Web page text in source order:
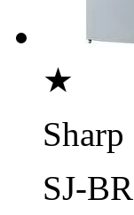
★
Sharp
SJ-